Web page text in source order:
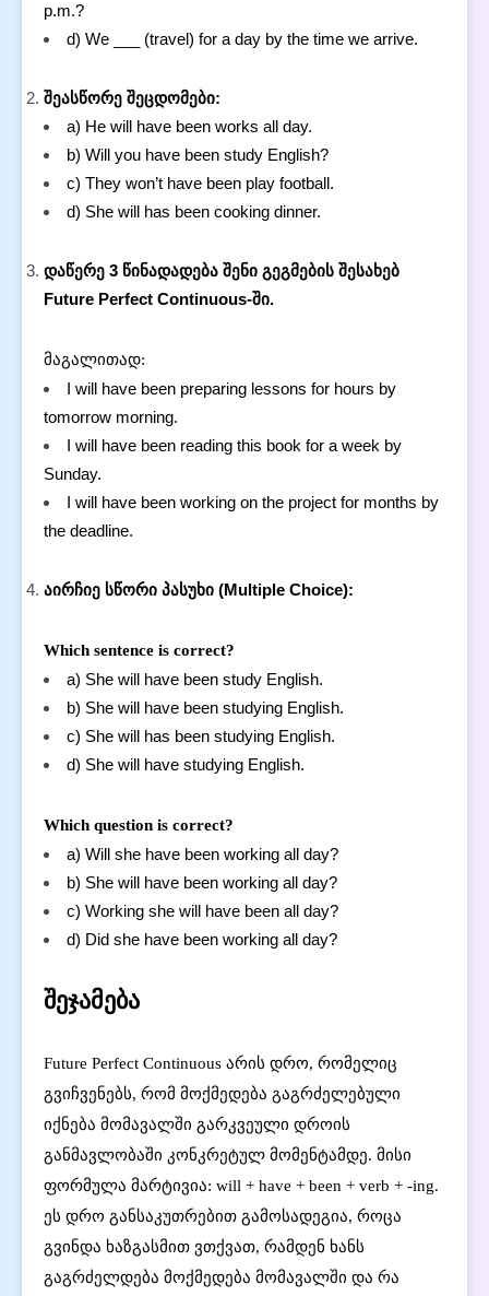
p.m.?
d) We ___ (travel) for a day by the time we arrive.
შეასწორე შეცდომები:
a) He will have been works all day.
b) Will you have been study English?
c) They won’t have been play football.
d) She will has been cooking dinner.
დაწერე 3 წინადადება შენი გეგმების შესახებ
Future Perfect Continuous-ში.
მაგალითად:
I will have been preparing lessons for hours by
tomorrow morning.
I will have been reading this book for a week by
Sunday.
I will have been working on the project for months by
the deadline.
აირჩიე სწორი პასუხი (Multiple Choice):
Which sentence is correct?
a) She will have been study English.
b) She will have been studying English.
c) She will has been studying English.
d) She will have studying English.
Which question is correct?
a) Will she have been working all day?
b) She will have been working all day?
c) Working she will have been all day?
d) Did she have been working all day?
შეჯამება
Future Perfect Continuous არის დრო, რომელიც
გვიჩვენებს, რომ მოქმედება გაგრძელებული
იქნება მომავალში გარკვეული დროის
განმავლობაში კონკრეტულ მომენტამდე. მისი
ფორმულა მარტივია: will + have + been + verb + -ing.
ეს დრო განსაკუთრებით გამოსადეგია, როცა
გვინდა ხაზგასმით ვთქვათ, რამდენ ხანს
გაგრძელდება მოქმედება მომავალში და რა